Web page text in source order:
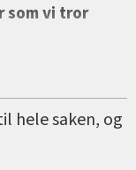
som vi tror
hele saken, og